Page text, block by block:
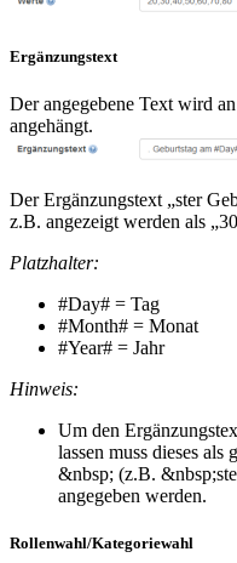
Ergänzungstext
Der angegebene Text wird
angehängt.
Der Ergänzungstext „ster
z.B. angezeigt werden als
Platzhalter:
#Day# = Tag
#Month# = Monat
#Year# = Jahr
Hinweis:
Um den
lassen muss dieses als
&nbsp; (z.B.
angegeben werden.
Rollenwahl/Kategoriewahl